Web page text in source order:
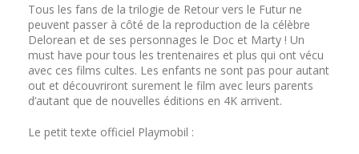
Tous les fans de la trilogie de Retour vers le Futur ne
peuvent passer à côté de la reproduction de la célèbre
Delorean et de ses personnages le Doc et Marty ! Un
must have pour tous les trentenaires et plus qui ont vécu
avec ces films cultes. Les enfants ne sont pas pour autant
out et découvriront surement le film avec leurs parents
d’autant que de nouvelles éditions en 4K arrivent.
Le petit texte officiel Playmobil :